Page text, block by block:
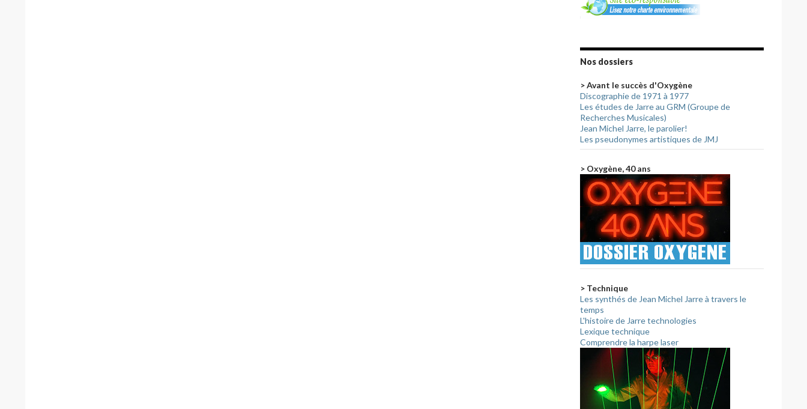
Nos dossiers
> Avant le succès d'Oxygène
Discographie de 1971 à 1977
Les études de Jarre au GRM (Groupe de
Recherches Musicales)
Jean Michel Jarre, le parolier!
Les pseudonymes artistiques de JMJ
> Oxygène, 40 ans
> Technique
Les synthés de Jean Michel Jarre à travers le
temps
L'histoire de Jarre technologies
Lexique technique
Comprendre la harpe laser